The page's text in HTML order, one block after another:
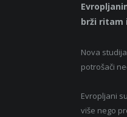
brži ritam
Nova
potrošači
Evropljani
više nego